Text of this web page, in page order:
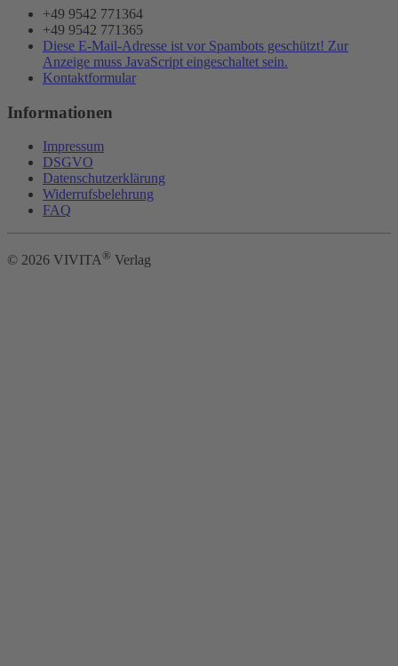
+49 9542 771364
+49 9542 771365
Diese E-Mail-Adresse ist vor Spambots geschützt! Zur
Anzeige muss JavaScript eingeschaltet sein.
Kontaktformular
Informationen
Impressum
DSGVO
Datenschutzerklärung
Widerrufsbelehrung
FAQ
© 2026 VIVITA® Verlag